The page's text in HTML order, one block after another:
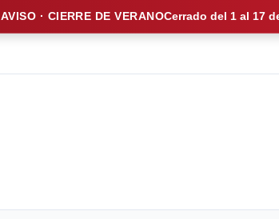
AVISO · CIERRE DE VERANOCerrado del 1 al 17